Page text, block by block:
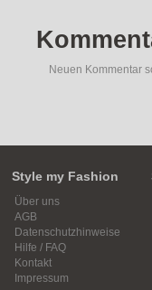
Neuen Kommentar
Style my Fashion
Über uns
AGB
Datenschutzhinweise
Hilfe / FAQ
Kontakt
Impressum